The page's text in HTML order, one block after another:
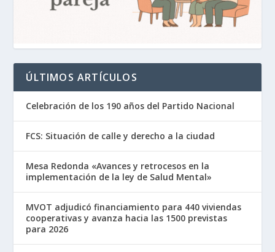
ÚLTIMOS ARTÍCULOS
Celebración de los 190 años del Partido Nacional
FCS: Situación de calle y derecho a la ciudad
Mesa Redonda «Avances y retrocesos en la
implementación de la ley de Salud Mental»
MVOT adjudicó financiamiento para 440 viviendas
cooperativas y avanza hacia las 1500 previstas
para 2026